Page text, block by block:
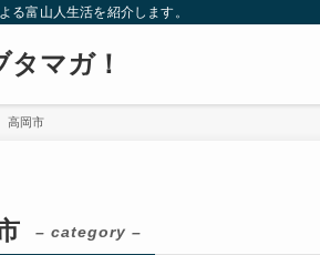
る富山人生活を紹介します。
タマガ！
高岡市
– category –